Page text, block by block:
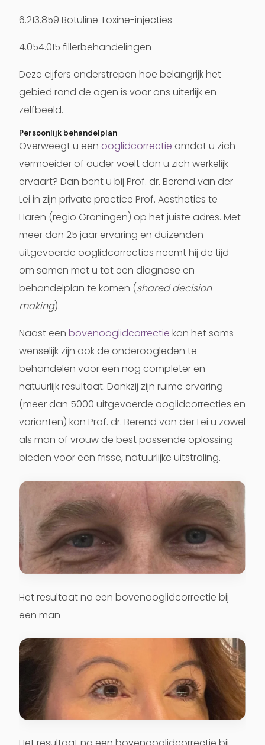
6.213.859 Botuline Toxine-injecties
4.054.015 fillerbehandelingen
Deze cijfers onderstrepen hoe belangrijk het
gebied rond de ogen is voor ons uiterlijk en
zelfbeeld.
Persoonlijk behandelplan
Overweegt u een ooglidcorrectie omdat u zich
vermoeider of ouder voelt dan u zich werkelijk
ervaart? Dan bent u bij Prof. dr. Berend van der
Lei in zijn private practice Prof. Aesthetics te
Haren (regio Groningen) op het juiste adres. Met
meer dan 25 jaar ervaring en duizenden
uitgevoerde ooglidcorrecties neemt hij de tijd
om samen met u tot een diagnose en
behandelplan te komen (shared decision
making).
Naast een bovenooglidcorrectie kan het soms
wenselijk zijn ook de onderoogleden te
behandelen voor een nog completer en
natuurlijk resultaat. Dankzij zijn ruime ervaring
(meer dan 5000 uitgevoerde ooglidcorrecties en
varianten) kan Prof. dr. Berend van der Lei u zowel
als man of vrouw de best passende oplossing
bieden voor een frisse, natuurlijke uitstraling.
Het resultaat na een bovenooglidcorrectie bij
een man